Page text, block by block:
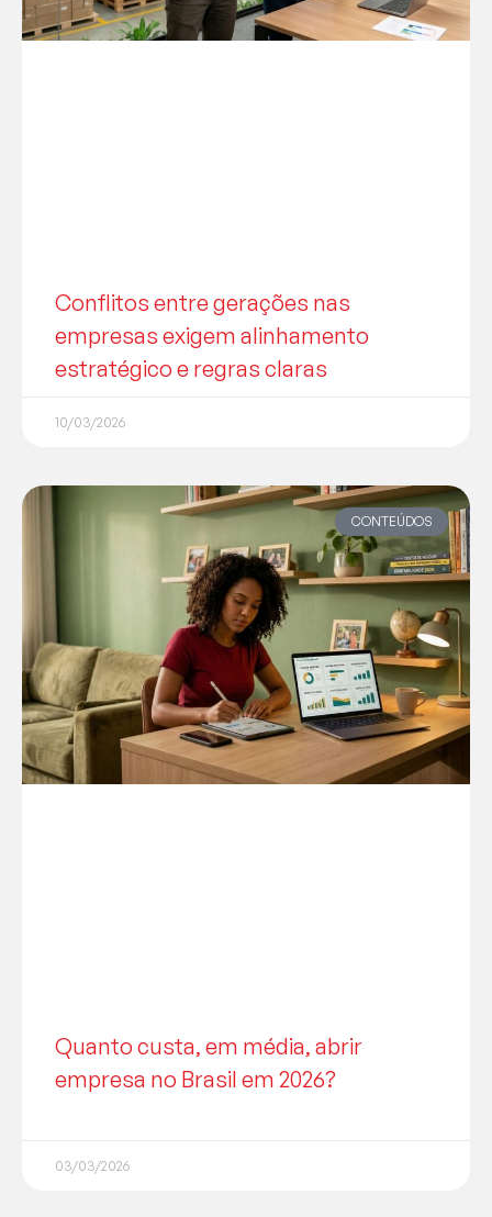
Conflitos entre gerações nas
empresas exigem alinhamento
estratégico e regras claras
10/03/2026
CONTEÚDOS
Quanto custa, em média, abrir
empresa no Brasil em 2026?
03/03/2026